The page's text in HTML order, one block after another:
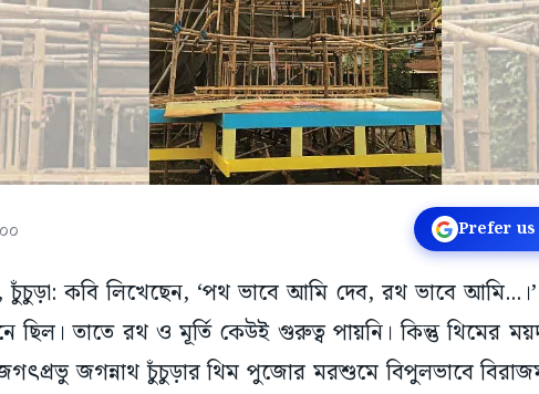
Prefer us
কবি লিখেছেন, ‘পথ ভাবে আমি দেব, রথ ভাবে
ছিল। তাতে রথ ও মূর্তি কেউই গুরুত্ব পায়নি। কিন্তু থিমের
জগন্নাথ চুঁচুড়ার থিম পুজোর মরশুমে বিপুলভাবে